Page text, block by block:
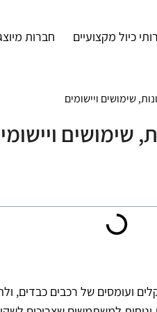
כיול מקצועיים חברות
שימושים ויישומים
שימושים
ועומסים של רכבים כבדים,